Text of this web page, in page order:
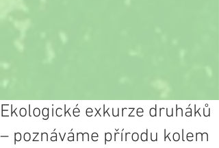
Ekologické exkurze druháků
– poznáváme přírodu kolem